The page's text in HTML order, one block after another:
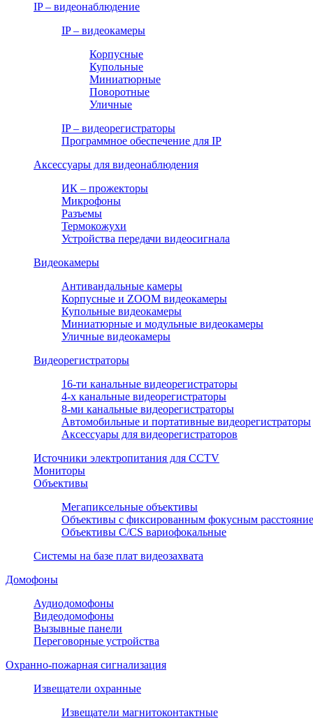
IP – видеонаблюдение
IP – видеокамеры
Корпусные
Купольные
Миниатюрные
Поворотные
Уличные
IP – видеорегистраторы
Программное обеспечение для IP
Аксессуары для видеонаблюдения
ИК – прожекторы
Микрофоны
Разъемы
Термокожухи
Устройства передачи видеосигнала
Видеокамеры
Антивандальные камеры
Корпусные и ZOOM видеокамеры
Купольные видеокамеры
Миниатюрные и модульные видеокамеры
Уличные видеокамеры
Видеорегистраторы
16-ти канальные видеорегистраторы
4-х канальные видеорегистраторы
8-ми канальные видеорегистраторы
Автомобильные и портативные видеорегистраторы
Аксессуары для видеорегистраторов
Источники электропитания для CCTV
Мониторы
Объективы
Мегапиксельные объективы
Объективы с фиксированным фокусным
Объективы С/CS вариофокальные
Системы на базе плат видеозахвата
Домофоны
Аудиодомофоны
Видеодомофоны
Вызывные панели
Переговорные устройства
Охранно-пожарная сигнализация
Извещатели охранные
Извещатели магнитоконтактные